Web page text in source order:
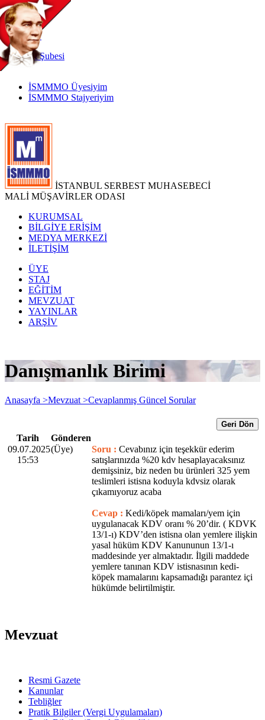
TR
|
EN
İnternetŞubesi
İSMMMO Üyesiyim
İSMMMO Stajyeriyim
İSTANBUL SERBEST MUHASEBECİ
MALİ MÜŞAVİRLER ODASI
KURUMSAL
BİLGİYE ERİŞİM
MEDYA MERKEZİ
İLETİŞİM
ÜYE
STAJ
EĞİTİM
MEVZUAT
YAYINLAR
ARŞİV
Danışmanlık Birimi
Anasayfa >Mevzuat >Cevaplanmış Güncel Sorular
Geri Dön
Tarih
Gönderen
09.07.2025
15:53
(Üye) Soru : Cevabınız için teşekkür ederim
satışlarınızda %20 kdv hesaplayacaksınız
demişsiniz, biz neden bu ürünleri 325 yem
teslimleri istisna koduyla kdvsiz olarak
çıkamıyoruz acaba
Cevap : Kedi/köpek mamaları/yem için
uygulanacak KDV oranı % 20’dir. ( KDVK
13/1-ı) KDV’den istisna olan yemlere ilişkin
yasal hüküm KDV Kanununun 13/1-ı
maddesinde yer almaktadır. İlgili maddede
yemlere tanınan KDV istisnasının kedi-
köpek mamalarını kapsamadığı parantez içi
hükümde belirtilmiştir.
Mevzuat
Resmi Gazete
Kanunlar
Tebliğler
Pratik Bilgiler (Vergi Uygulamaları)